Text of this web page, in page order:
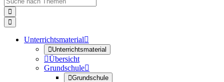


Unterrichtsmaterial
Unterrichtsmaterial
Übersicht
Grundschule
Grundschule